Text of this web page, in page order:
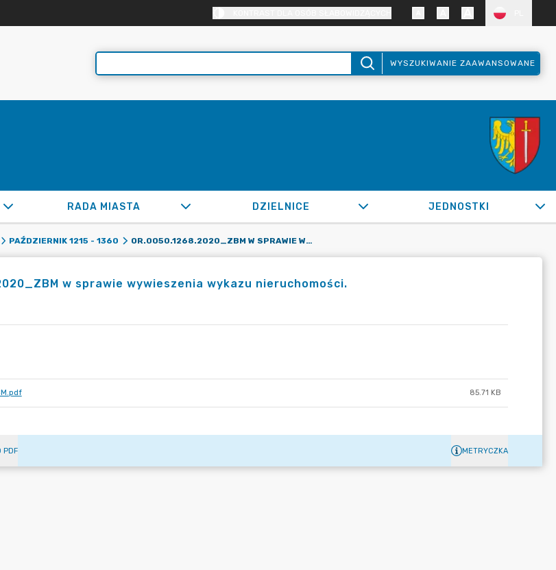
WYSZUKIWANIE ZAAWANSOWANE
RADA MIASTA DZIELNICE JEDNOSTKI
PAŹDZIERNIK 1215 - 1360 OR.0050.1268.2020_ZBM W SPRAWIE WYWIESZENIA WYKAZU NIERUCHOMOŚCI.
w sprawie wywieszenia wykazu nieruchomości.
85.71 KB
PDF METRYCZKA